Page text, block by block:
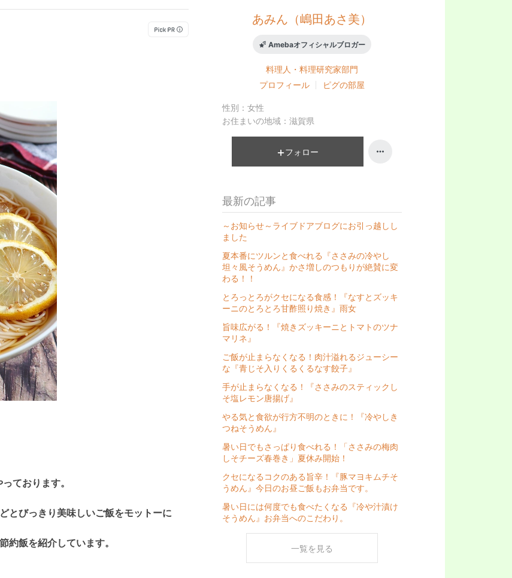
ております。
とびっきり美味しいご飯をモットーに
約飯を紹介しています。
あみん（嶋田あさ美）
Amebaオフィシャルブロガー
料理人・料理研究家部門
プロフィール
ピグの部屋
性別： 女性
お住まいの地域： 滋賀県
フォロー
最新の記事
～お知らせ～ライブドアブログにお引っ越しし
ました
夏本番にツルンと食べれる『ささみの冷やし
坦々風そうめん』かさ増しのつもりが絶賛に変
わる！！
とろっとろがクセになる食感！『なすとズッキ
ーニのとろとろ甘酢照り焼き』雨女
旨味広がる！『焼きズッキーニとトマトのツナ
マリネ』
ご飯が止まらなくなる！肉汁溢れるジューシー
な『青じそ入りくるくるなす餃子』
手が止まらなくなる！『ささみのスティックし
そ塩レモン唐揚げ』
やる気と食欲が行方不明のときに！『冷やしき
つねそうめん』
暑い日でもさっぱり食べれる！「ささみの梅肉
しそチーズ春巻き」夏休み開始！
クセになるコクのある旨辛！『豚マヨキムチそ
うめん』今日のお昼ご飯もお弁当です。
暑い日には何度でも食べたくなる『冷や汁漬け
そうめん』お弁当へのこだわり。
一覧を見る